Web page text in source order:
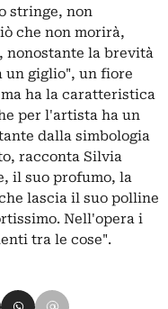
stringe, non
che non morirà,
nonostante la brevità
un giglio", un fiore
ha la caratteristica
per l'artista ha un
dalla simbologia
racconta Silvia
il suo profumo, la
lascia il suo polline
Nell'opera i
tra le cose".
LinkedIn
su Pinterest
Condividi su WhatsApp
Condividi su Email